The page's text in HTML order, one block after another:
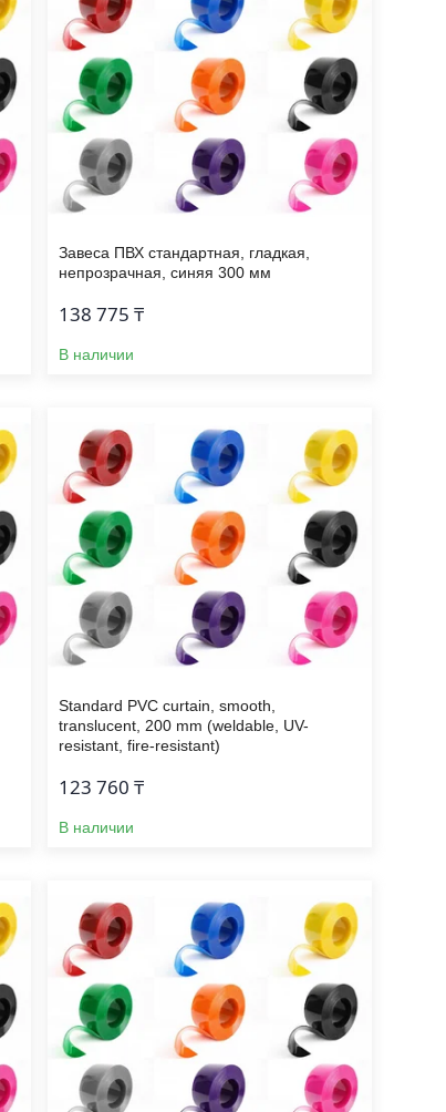
Завеса ПВХ стандартная, гладкая,
непрозрачная, синяя 300 мм
138 775 ₸
В наличии
Standard PVC curtain, smooth,
translucent, 200 mm (weldable, UV-
resistant, fire-resistant)
123 760 ₸
В наличии